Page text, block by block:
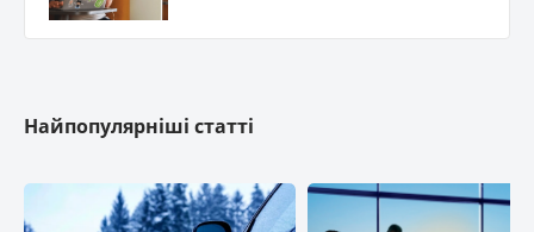
Найпопулярніші статті